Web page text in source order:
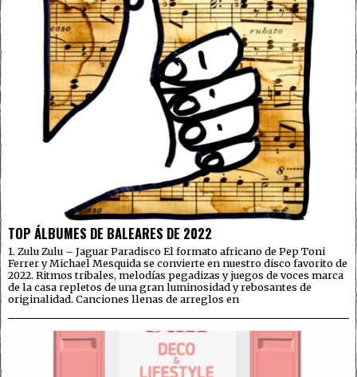
TOP ÁLBUMES DE BALEARES DE 2022
1. Zulu Zulu – Jaguar Paradisco El formato africano de Pep Toni
Ferrer y Michael Mesquida se convierte en nuestro disco favorito de
2022. Ritmos tribales, melodías pegadizas y juegos de voces marca
de la casa repletos de una gran luminosidad y rebosantes de
originalidad. Canciones llenas de arreglos en